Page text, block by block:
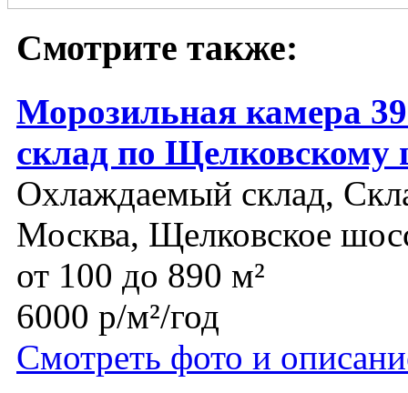
Смотрите также:
Морозильная камера
склад по Щелковскому
Охлаждаемый склад,
Москва, Щелковское
от 100 до 890 м²
6000 р/м²/год
Смотреть фото и